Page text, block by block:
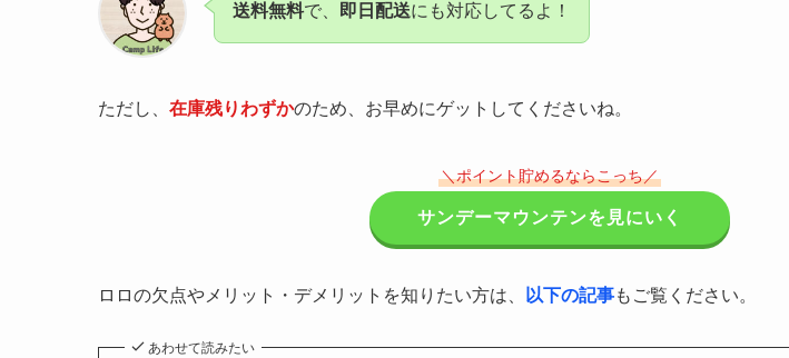
送料無料で、 即日配送にも対応してるよ！
ただし、 在庫残りわずかのため、お早めにゲットしてくださいね。
＼ポイント貯めるならこっち／
サンデーマウンテンを見にいく
ロロの欠点やメリット・デメリットを知りたい方は、 以下の記事もご覧ください。
あわせて読みたい